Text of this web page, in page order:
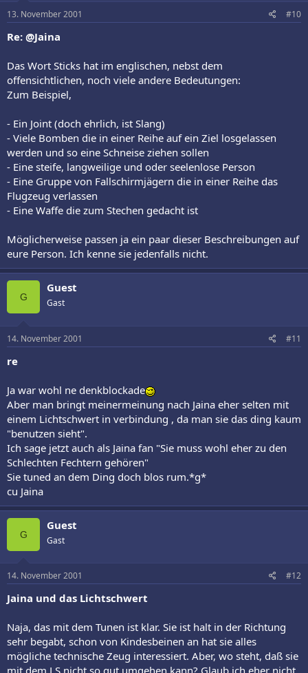
13. November 2001 #10
Re: @Jaina
Das Wort Sticks hat im englischen, nebst dem
offensichtlichen, noch viele andere Bedeutungen:
Zum Beispiel,
- Ein Joint (doch ehrlich, ist Slang)
- Viele Bomben die in einer Reihe auf ein Ziel losgelassen
werden und so eine Schneise ziehen sollen
- Eine steife, langweilige und oder seelenlose Person
- Eine Gruppe von Fallschirmjägern die in einer Reihe das
Flugzeug verlassen
- Eine Waffe die zum Stechen gedacht ist
Möglicherweise passen ja ein paar dieser Beschreibungen auf
eure Person. Ich kenne sie jedenfalls nicht.
G
Guest
Gast
14. November 2001 #11
re
Ja war wohl ne denkblockade
Aber man bringt meinermeinung nach Jaina eher selten mit
einem Lichtschwert in verbindung , da man sie das ding kaum
"benutzen sieht".
Ich sage jetzt auch als Jaina fan "Sie muss wohl eher zu den
Schlechten Fechtern gehören"
Sie tuned an dem Ding doch blos rum.*g*
cu Jaina
G
Guest
Gast
14. November 2001 #12
Jaina und das Lichtschwert
Naja, das mit dem Tunen ist klar. Sie ist halt in der Richtung
sehr begabt, schon von Kindesbeinen an hat sie alles
mögliche technische Zeug interessiert. Aber, wo steht, daß sie
mit dem LS nicht so gut umgehen kann? Glaub ich eher nicht